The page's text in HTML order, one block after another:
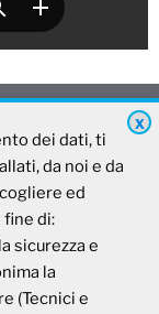
X
dei dati, ti
da noi e da
ed
di:
sicurezza e
la
(Tecnici e